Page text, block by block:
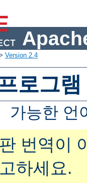
Version 2.4
로그램
가능한 언
번역이
하세요.